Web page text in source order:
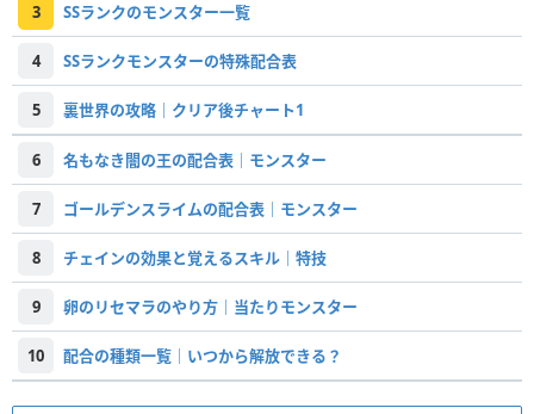
3 SSランクのモンスター一覧
4 SSランクモンスターの特殊配合表
5 裏世界の攻略｜クリア後チャート1
6 名もなき闇の王の配合表｜モンスター
7 ゴールデンスライムの配合表｜モンスター
8 チェインの効果と覚えるスキル｜特技
9 卵のリセマラのやり方｜当たりモンスター
10 配合の種類一覧｜いつから解放できる？